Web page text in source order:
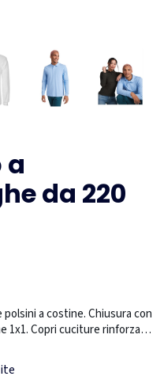
a
da 220
a costine. Chiusura con
1x1. Copri cuciture rinforzate
rimovibile. Il modello è alto